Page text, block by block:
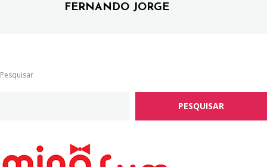
FERNANDO JORGE
Pesquisar
PESQUISAR